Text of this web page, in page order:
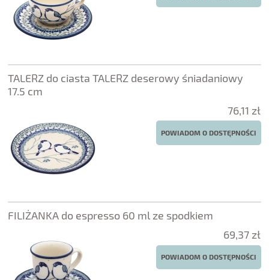
TALERZ do ciasta TALERZ deserowy śniadaniowy
17.5 cm
76,11 zł
POWIADOM O DOSTĘPNOŚCI
FILIŻANKA do espresso 60 ml ze spodkiem
69,37 zł
POWIADOM O DOSTĘPNOŚCI